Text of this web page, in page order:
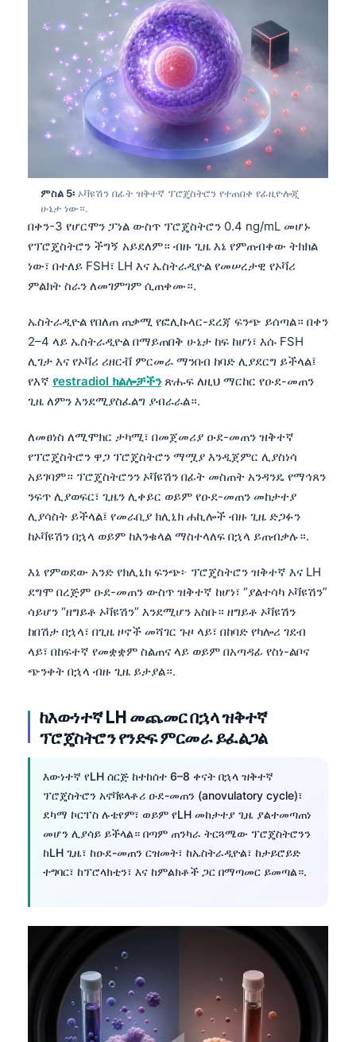
ምስል 5፡ ኦቫዩሽን በፊት ዝቅተኛ ፕሮጄስትሮን የተጠበቀ የፊዚዮሎጂ
ሁኔታ ነው።.
በቀን-3 የሆርሞን ፓነል ውስጥ ፕሮጄስትሮን 0.4 ng/mL መሆኑ
የፕሮጄስትሮን ችግኝ አይደለም። ብዙ ጊዜ እኔ የምጠብቀው ትክክል
ነው፣ በተለይ FSH፣ LH እና ኤስትራዲዮል የመሠረታዊ የኦቫሪ
ምልክት ስራን ለመገምገም ሲጠቀሙ።.
ኤስትራዲዮል የበለጠ ጠቃሚ የፎሊኩላር-ደረጃ ፍንጭ ይሰጣል። በቀን
2–4 ላይ ኤስትራዲዮል በማይጠበቅ ሁኔታ ከፍ ከሆነ፣ እሱ FSH
ሊገታ እና የኦቫሪ ሪዘርቭ ምርመራ ማንበብ ከባድ ሊያደርግ ይችላል፤
የእኛ የestradiol ክልሎቻችንጽሑፍ ለዚህ ማርከር የዑደ-መጠን
ጊዜ ለምን እንደሚያስፈልግ ያብራራል።.
ለመፀነስ ለሚሞክር ታካሚ፣ በመጀመሪያ ዑደ-መጠን ዝቅተኛ
የፕሮጄስትሮን ዋጋ ፕሮጄስትሮን ማሟያ እንዲጀምር ሊያስነሳ
አይገባም። ፕሮጄስትሮንን ኦቫዩሽን በፊት መስጠት አንዳንዴ የማኅጸን
ንፍጥ ሊያወፍር፣ ጊዜን ሊቀይር ወይም የዑደ-መጠን መከታተያ
ሊያሳስት ይችላል፤ የመራቢያ ክሊኒክ ሐኪሎች ብዙ ጊዜ ድጋፉን
ከኦቫዩሽን በኋላ ወይም ከእንቁላል ማስተላለፍ በኋላ ይጠብቃሉ።.
እኔ የምወደው አንድ የክሊኒክ ፍንጭ፦ ፕሮጄስትሮን ዝቅተኛ እና LH
ደግሞ በረጅም ዑደ-መጠን ውስጥ ዝቅተኛ ከሆነ፣ “ያልተሳካ ኦቫዩሽን”
ሳይሆን “ዘግይቶ ኦቫዩሽን” እንደሚሆን አስቡ። ዘግይቶ ኦቫዩሽን
ከበሽታ በኋላ፣ በጊዜ ዞኖች መሻገር ጉዞ ላይ፣ በከባድ የካሎሪ ገደብ
ላይ፣ በከፍተኛ የመቋቋም ስልጠና ላይ ወይም በአጣዳፊ የስነ-ልቦና
ጭንቀት በኋላ ብዙ ጊዜ ይታያል።.
ከእውነተኛ LH መጨመር በኋላ ዝቅተኛ
ፕሮጄስትሮን የንድፍ ምርመራ ይፈልጋል
እውነተኛ የLH ሰርጅ ከተከሰተ 6–8 ቀናት በኋላ ዝቅተኛ
ፕሮጄስትሮን አኖቫዩላቶሪ ዑደ-መጠን (anovulatory cycle)፣
ደካማ ኮርፐስ ሉቴየም፣ ወይም የLH መከታተያ ጊዜ ያልተመጣጠነ
መሆን ሊያሳይ ይችላል። በጣም ጠንካራ ትርጓሜው ፕሮጄስትሮንን
ከLH ጊዜ፣ ከዑደ-መጠን ርዝመት፣ ከኤስትራዲዮል፣ ከታይሮይድ
ተግባር፣ ከፕሮላክቲን፣ እና ከምልክቶች ጋር በማጣመር ይመጣል።.